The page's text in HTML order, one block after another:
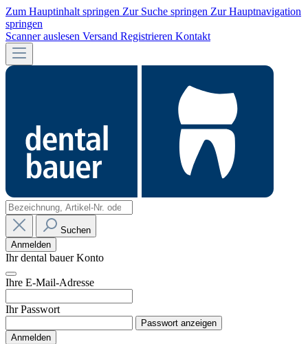
Zum Hauptinhalt springen Zur Suche springen Zur Hauptnavigation
springen
Scanner auslesen Versand Registrieren Kontakt
Suchen
Anmelden
Ihr dental bauer Konto
Ihre E-Mail-Adresse
Ihr Passwort
Passwort anzeigen
Anmelden